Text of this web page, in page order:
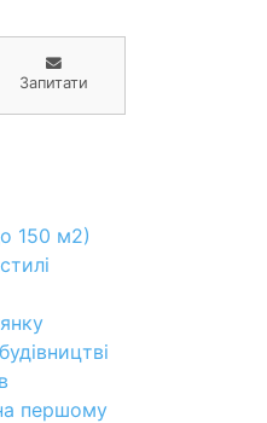
Запитати
150 м2)
першому